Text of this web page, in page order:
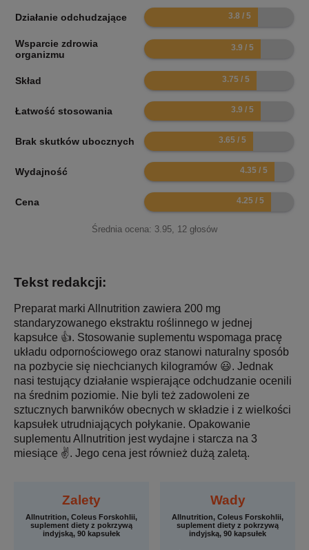
Działanie odchudzające 7.6
Wsparcie zdrowia
organizmu
7.8
Skład 7.5
Łatwość stosowania 7.8
Brak skutków ubocznych 7.3
Wydajność 8.7
Cena 8.5
Średnia ocena: 3.95 12 głosów
Tekst redakcji:
Preparat marki Allnutrition zawiera 200 mg
standaryzowanego ekstraktu roślinnego w jednej
kapsułce 👍. Stosowanie suplementu wspomaga pracę
układu odpornościowego oraz stanowi naturalny sposób
na pozbycie się niechcianych kilogramów 😃. Jednak
nasi testujący działanie wspierające odchudzanie ocenili
na średnim poziomie. Nie byli też zadowoleni ze
sztucznych barwników obecnych w składzie i z wielkości
kapsułek utrudniających połykanie. Opakowanie
suplementu Allnutrition jest wydajne i starcza na 3
miesiące ✌️. Jego cena jest również dużą zaletą.
Zalety
Allnutrition, Coleus Forskohlii,
suplement diety z pokrzywą
indyjską, 90 kapsułek
Wady
Allnutrition, Coleus Forskohlii,
suplement diety z pokrzywą
indyjską, 90 kapsułek